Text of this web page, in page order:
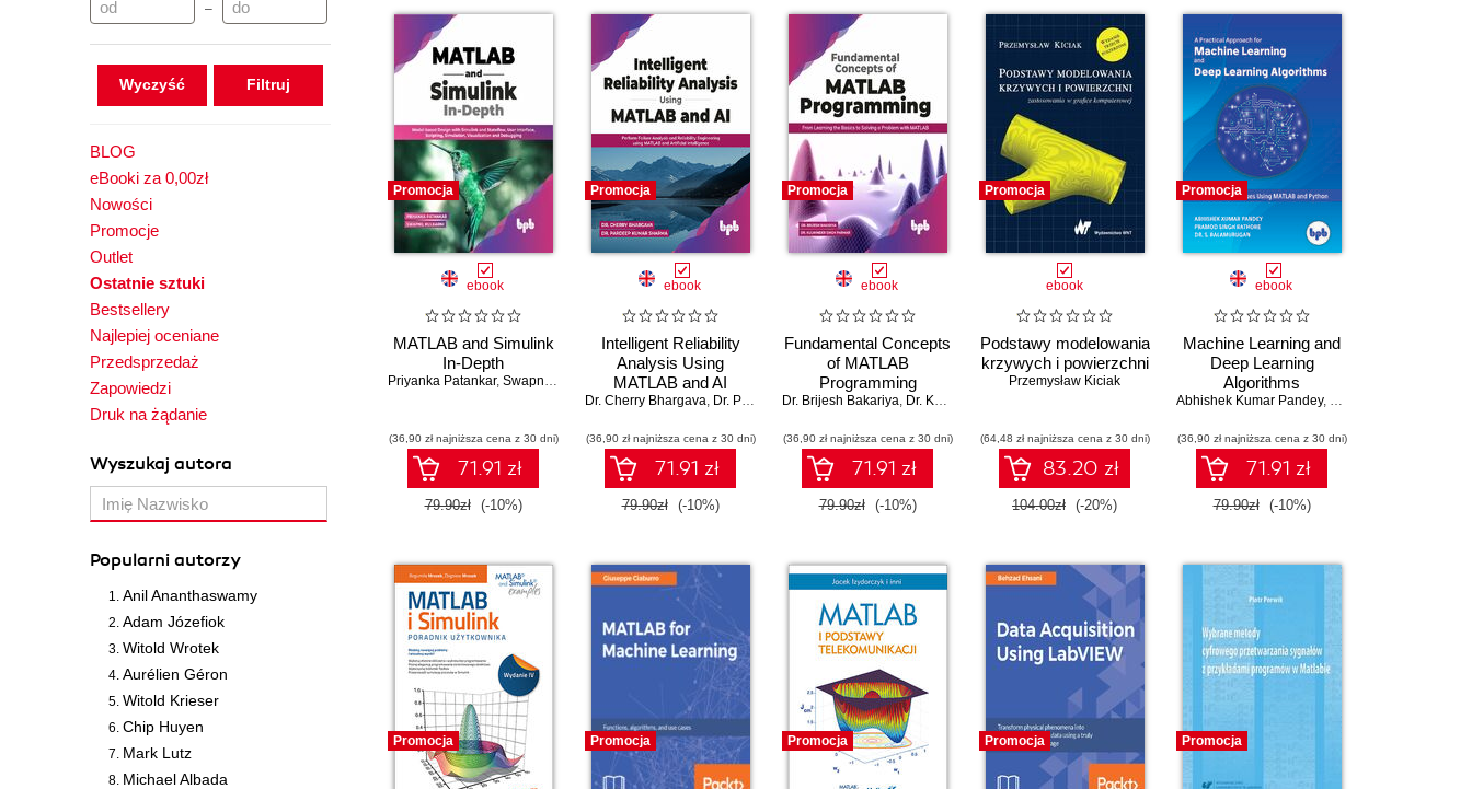
–
Wyczyść
BLOG
eBooki za 0,00zł
Nowości
Promocje
Outlet
Ostatnie sztuki
Bestsellery
Najlepiej oceniane
Przedsprzedaż
Zapowiedzi
Druk na żądanie
Wyszukaj autora
Popularni autorzy
Anil Ananthaswamy
Adam Józefiok
Witold Wrotek
Aurélien Géron
Witold Krieser
Chip Huyen
Mark Lutz
Michael Albada
Promocja
ebook
MATLAB and Simulink
In-Depth
Priyanka Patankar, Swapnil Kulkarni
(36,90 zł najniższa cena z 30 dni)
71.91 zł
79.90zł (-10%)
Promocja
ebook
Intelligent Reliability
Analysis Using
MATLAB and AI
Dr. Cherry Bhargava, Dr. Pardeep Kumar Sharma
(36,90 zł najniższa cena z 30 dni)
71.91 zł
79.90zł (-10%)
Promocja
ebook
Fundamental Concepts
of MATLAB
Programming
Dr. Brijesh Bakariya, Dr. Kulwinder Singh Parmar
(36,90 zł najniższa cena z 30 dni)
71.91 zł
79.90zł (-10%)
Promocja
ebook
Podstawy modelowania
krzywych i powierzchni
Przemysław Kiciak
(64,48 zł najniższa cena z 30 dni)
83.20 zł
104.00zł (-20%)
Promocja
ebook
Machine Learning and
Deep Learning
Algorithms
Abhishek Kumar Pandey, Pramod Singh Rathore
(36,90 zł najniższa cena z 30 dni)
71.91 zł
79.90zł (-10%)
Promocja Promocja Promocja Promocja Promocja